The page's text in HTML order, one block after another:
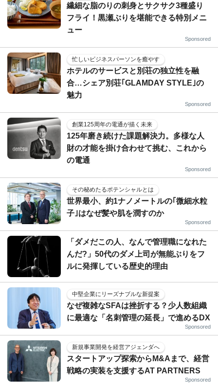
繊細な脂のりの刺身とサクサク3種盛り
フライ！黒瀬ぶりを堪能できる特別メニ
ュー
Sponsored
忙しいビジネスパーソンを癒やす
ホテルのサービスと別荘の独立性を融
合…シェア別荘｢GLAMDAY STYLE｣の
魅力
Sponsored
創業125周年の電通が描く未来
125年磨き続けた課題解決力。多様な人
財の才能を掛け合わせて挑む、これから
の電通
Sponsored
その秘めたるポテンシャルとは
世界最小、約1ナノメートルの｢微細水粒
子｣はなぜ髪や肌を潤すのか
Sponsored
「ダメだこの人、なんで管理職になれた
んだ?」50代のダメ上司が無能ぶりをフ
ルに発揮している歴史的理由
中堅企業にリーズナブルな新提案
なぜ複雑なSFAは挫折する？少人数組織
に最適な「名刺管理の延長」で進めるDX
Sponsored
新規事業開発を経営アジェンダへ
スタートアップ探索からM&Aまで、経営
戦略の実装を支援するAT PARTNERS
Sponsored